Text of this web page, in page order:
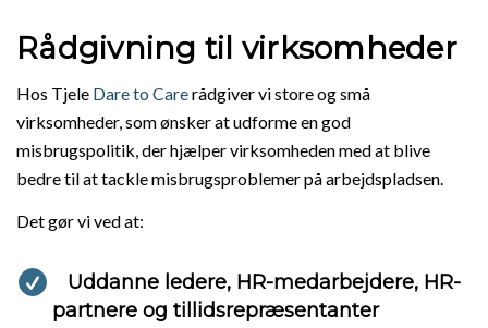
Rådgivning til virksomheder
Hos Tjele Dare to Carerådgiver vi store og små
virksomheder, som ønsker at udforme en god
misbrugspolitik, der hjælper virksomheden med at blive
bedre til at tackle misbrugsproblemer på arbejdspladsen.
Det gør vi ved at:
Uddanne ledere, HR-medarbejdere, HR-
partnere og tillidsrepræsentanter